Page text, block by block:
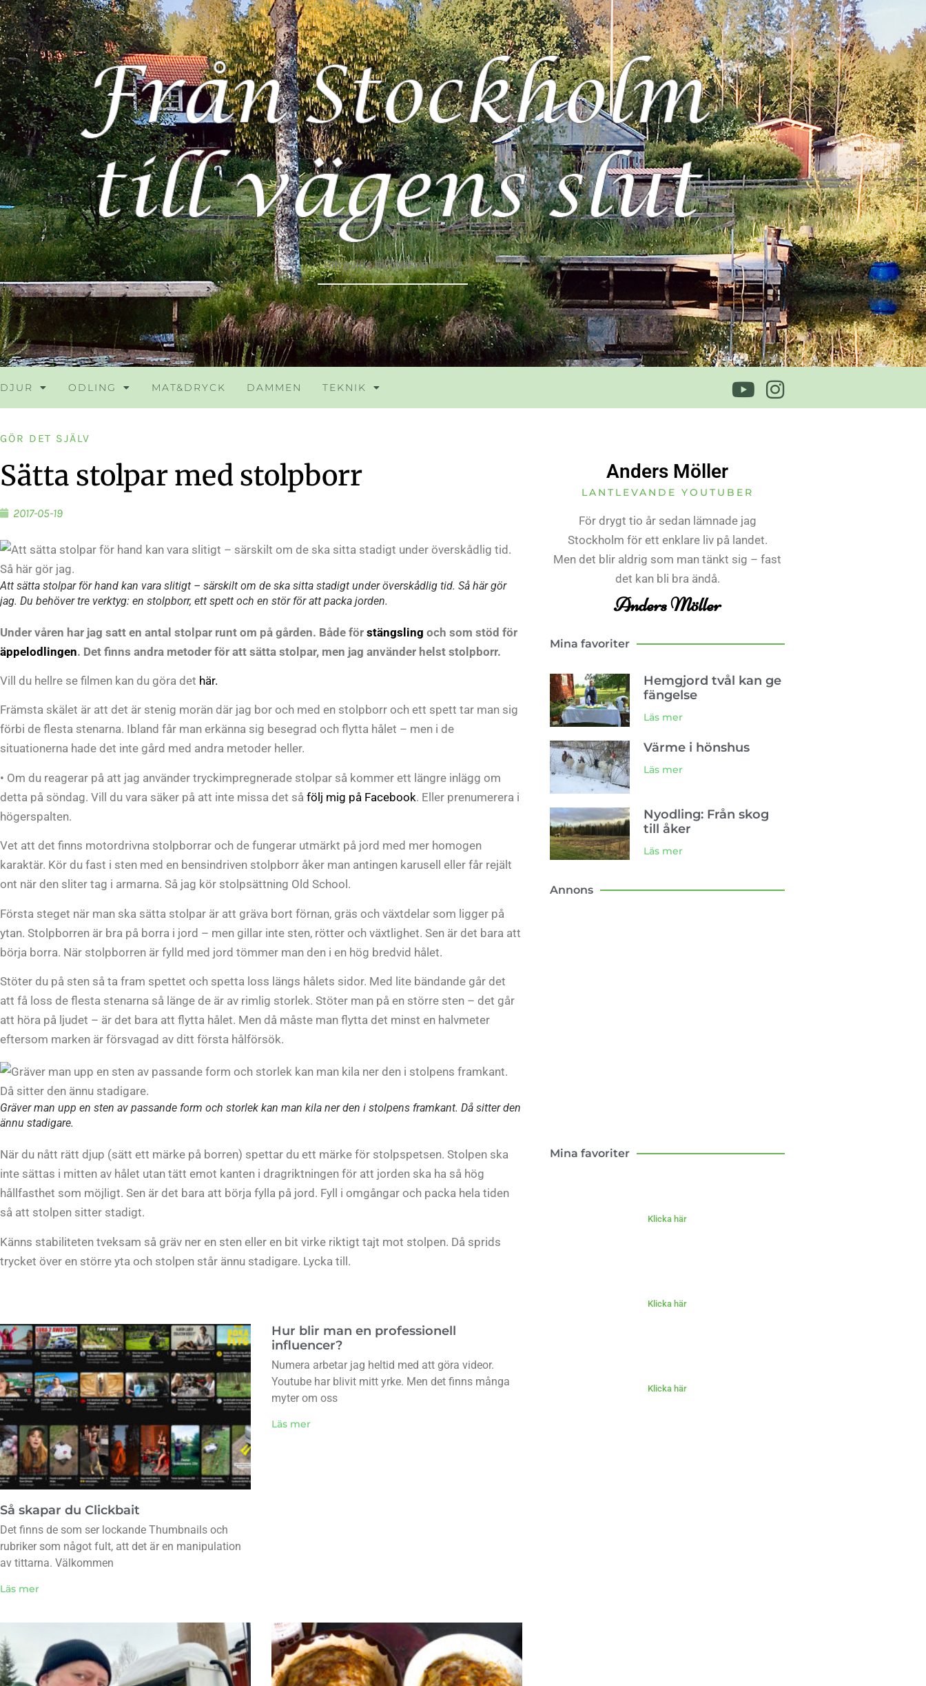
Din guide till livet på landet
DJUR ODLING MAT&DRYCK DAMMEN TEKNIK
GÖR DET SJÄLV
Sätta stolpar med stolpborr
2017-05-19
Att sätta stolpar för hand kan vara slitigt – särskilt om de ska sitta stadigt under överskådlig tid. Så här gör
jag. Du behöver tre verktyg: en stolpborr, ett spett och en stör för att packa jorden.
Under våren har jag satt en antal stolpar runt om på gården. Både för stängsling och som stöd för
äppelodlingen. Det finns andra metoder för att sätta stolpar, men jag använder helst stolpborr.
Vill du hellre se filmen kan du göra det här.
Främsta skälet är att det är stenig morän där jag bor och med en stolpborr och ett spett tar man sig
förbi de flesta stenarna. Ibland får man erkänna sig besegrad och flytta hålet – men i de
situationerna hade det inte gård med andra metoder heller.
• Om du reagerar på att jag använder tryckimpregnerade stolpar så kommer ett längre inlägg om
detta på söndag. Vill du vara säker på att inte missa det så följ mig på Facebook. Eller prenumerera i
högerspalten.
Vet att det finns motordrivna stolpborrar och de fungerar utmärkt på jord med mer homogen
karaktär. Kör du fast i sten med en bensindriven stolpborr åker man antingen karusell eller får rejält
ont när den sliter tag i armarna. Så jag kör stolpsättning Old School.
Första steget när man ska sätta stolpar är att gräva bort förnan, gräs och växtdelar som ligger på
ytan. Stolpborren är bra på borra i jord – men gillar inte sten, rötter och växtlighet. Sen är det bara att
börja borra. När stolpborren är fylld med jord tömmer man den i en hög bredvid hålet.
Stöter du på sten så ta fram spettet och spetta loss längs hålets sidor. Med lite bändande går det
att få loss de flesta stenarna så länge de är av rimlig storlek. Stöter man på en större sten – det går
att höra på ljudet – är det bara att flytta hålet. Men då måste man flytta det minst en halvmeter
eftersom marken är försvagad av ditt första hålförsök.
Gräver man upp en sten av passande form och storlek kan man kila ner den i stolpens framkant. Då sitter den
ännu stadigare.
När du nått rätt djup (sätt ett märke på borren) spettar du ett märke för stolpspetsen. Stolpen ska
inte sättas i mitten av hålet utan tätt emot kanten i dragriktningen för att jorden ska ha så hög
hållfasthet som möjligt. Sen är det bara att börja fylla på jord. Fyll i omgångar och packa hela tiden
så att stolpen sitter stadigt.
Känns stabiliteten tveksam så gräv ner en sten eller en bit virke riktigt tajt mot stolpen. Då sprids
trycket över en större yta och stolpen står ännu stadigare. Lycka till.
Så skapar du Clickbait
Det finns de som ser lockande Thumbnails och
rubriker som något fult, att det är en manipulation
av tittarna. Välkommen
Läs mer
Hur blir man en professionell
influencer?
Numera arbetar jag heltid med att göra videor.
Youtube har blivit mitt yrke. Men det finns många
myter om oss
Läs mer
Anders Möller
LANTLEVANDE YOUTUBER
För drygt tio år sedan lämnade jag
Stockholm för ett enklare liv på landet.
Men det blir aldrig som man tänkt sig – fast
det kan bli bra ändå.
Anders Möller
Mina favoriter
Hemgjord tvål kan ge
fängelse
Läs mer
Värme i hönshus
Läs mer
Nyodling: Från skog
till åker
Läs mer
Annons
Mina favoriter
Klicka här
Klicka här
Klicka här